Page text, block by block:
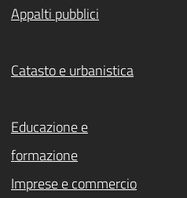
Appalti pubblici
Catasto e urbanistica
Educazione e
formazione
Imprese e commercio